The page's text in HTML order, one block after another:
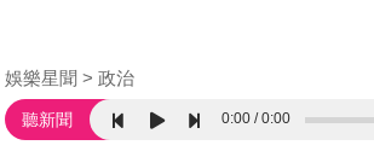
娛樂星聞 政治
聽新聞 0:00 0:00